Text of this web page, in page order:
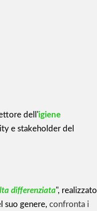
dell'igiene
e stakeholder del
differenziata", realizzato
suo genere, confronta i